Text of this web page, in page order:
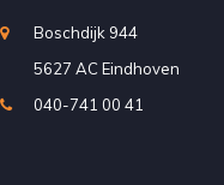
Boschdijk 944
5627 AC Eindhoven
040-741 00 41